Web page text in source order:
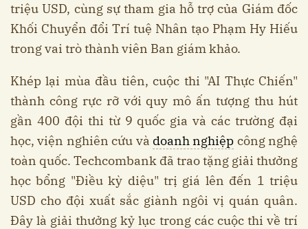
triệu USD, cùng sự tham gia hỗ trợ của Giám đốc
Khối Chuyển đổi Trí tuệ Nhân tạo Phạm Hy Hiếu
trong vai trò thành viên Ban giám khảo.
Khép lại mùa đầu tiên, cuộc thi "AI Thực Chiến"
thành công rực rỡ với quy mô ấn tượng thu hút
gần 400 đội thi từ 9 quốc gia và các trường đại
học, viện nghiên cứu và doanh nghiệp công nghệ
toàn quốc. Techcombank đã trao tặng giải thưởng
học bổng "Điều kỳ diệu" trị giá lên đến 1 triệu
USD cho đội xuất sắc giành ngôi vị quán quân.
Đây là giải thưởng kỷ lục trong các cuộc thi về trí